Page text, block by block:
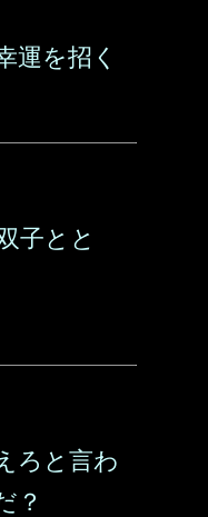
運を招く
子とと
ろと言わ
？